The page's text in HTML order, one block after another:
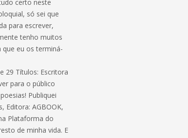
certo neste
só sei que
para escrever,
tenho muitos
eu os terminá-
29 Títulos: Escritora
para o público
Publiquei
Editora: AGBOOK,
Plataforma do
de minha vida. E